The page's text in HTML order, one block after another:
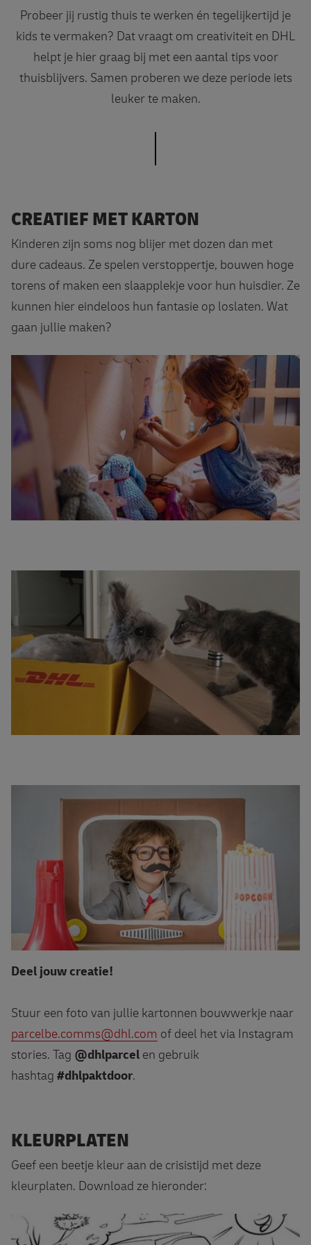
Probeer jij rustig thuis te werken én tegelijkertijd je
kids te vermaken? Dat vraagt om creativiteit en DHL
helpt je hier graag bij met een aantal tips voor
thuisblijvers. Samen proberen we deze periode iets
leuker te maken.
CREATIEF MET KARTON
Kinderen zijn soms nog blijer met dozen dan met
dure cadeaus. Ze spelen verstoppertje, bouwen hoge
torens of maken een slaapplekje voor hun huisdier. Ze
kunnen hier eindeloos hun fantasie op loslaten. Wat
gaan jullie maken?
Deel jouw creatie!
Stuur een foto van jullie kartonnen bouwwerkje naar
parcelbe.comms@dhl.com of deel het via Instagram
stories. Tag @dhlparcel en gebruik
hashtag #dhlpaktdoor.
KLEURPLATEN
Geef een beetje kleur aan de crisistijd met deze
kleurplaten. Download ze hieronder: